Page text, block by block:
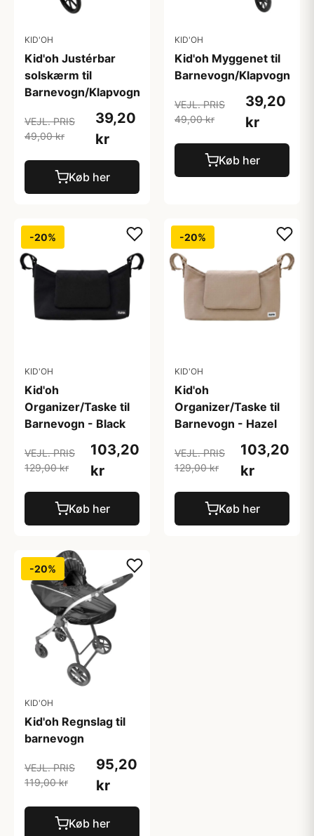
KID'OH
Kid'oh Justérbar
solskærm til
Barnevogn/Klapvogn
VEJL. PRIS
49,00 kr
39,20
kr
Køb her
KID'OH
Kid'oh Myggenet til
Barnevogn/Klapvogn
VEJL. PRIS
49,00 kr
39,20
kr
Køb her
-20%
KID'OH
Kid'oh
Organizer/Taske til
Barnevogn - Black
VEJL. PRIS
129,00 kr
103,20
kr
Køb her
-20%
KID'OH
Kid'oh
Organizer/Taske til
Barnevogn - Hazel
VEJL. PRIS
129,00 kr
103,20
kr
Køb her
-20%
KID'OH
Kid'oh Regnslag til
barnevogn
VEJL. PRIS
119,00 kr
95,20
kr
Køb her